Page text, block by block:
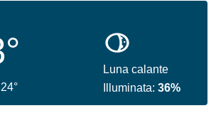
Luna calante
Illuminata:36%